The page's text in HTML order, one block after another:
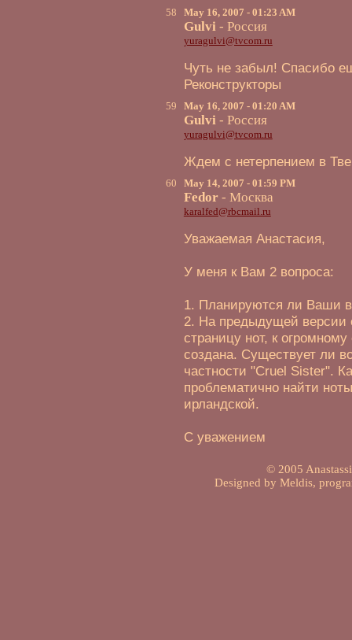
58 May 16, 2007 - 01:23 AM
Gulvi- Россия
yuragulvi@tvcom.ru
Чуть не забыл! Спасибо
Реконструкторы
59 May 16, 2007 - 01:20 AM
Gulvi- Россия
yuragulvi@tvcom.ru
Ждем с нетерпением в
60 May 14, 2007 - 01:59 PM
Fedor - Москва
karalfed@rbcmail.ru
Уважаемая Анастасия,
У меня к Вам 2 вопроса:
1. Планируются ли Ваши
2. На предыдущей версии
страницу нот, к
создана. Существует ли
частности "Cruel Sister".
проблематично найти
ирландской.
С уважением
© 2005
Designed by Meldis,